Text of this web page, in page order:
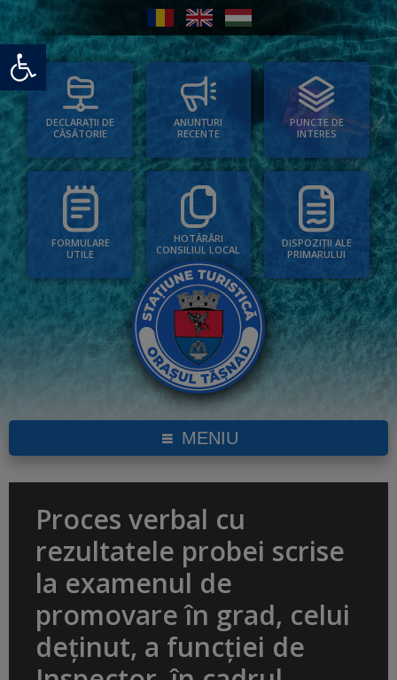
Deschide bara de unelte
DECLARAȚII DE
CĂSĂTORIE
ANUNȚURI
RECENTE
PUNCTE DE
INTERES
FORMULARE
UTILE
HOTĂRÂRI
CONSILIUL LOCAL
DISPOZIȚII ALE
PRIMARULUI
MENIU
Proces verbal cu
rezultatele probei scrise
la examenul de
promovare în grad, celui
deținut, a funcției de